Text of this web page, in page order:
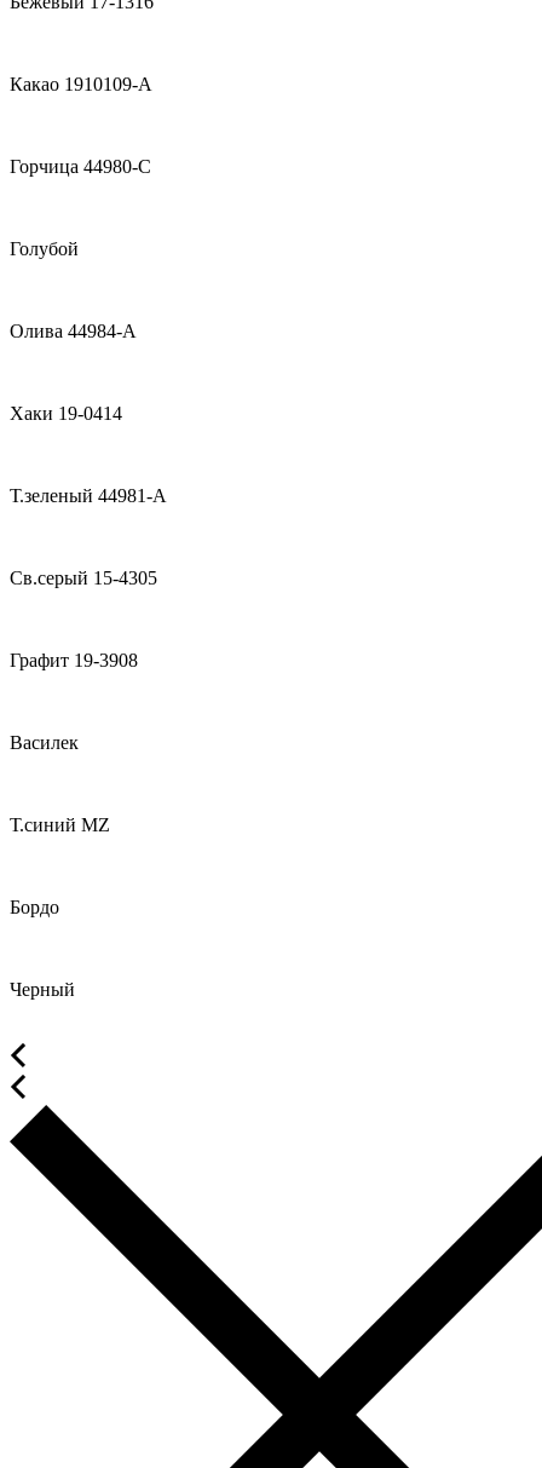
Какао 1910109-А
Горчица 44980-С
Голубой
Олива 44984-А
Хаки 19-0414
Т.зеленый 44981-А
Св.серый 15-4305
Графит 19-3908
Василек
Т.синий MZ
Бордо
Черный